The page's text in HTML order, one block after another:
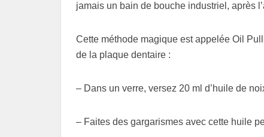
jamais un bain de bouche industriel, après
Cette méthode magique est appelée Oil
de la plaque dentaire :
– Dans un verre, versez 20 ml d’huile de
– Faites des gargarismes avec cette huile